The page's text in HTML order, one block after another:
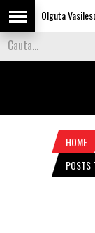
Olguta
HOME
POSTS